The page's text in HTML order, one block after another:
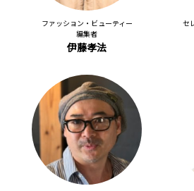
ファッション・ビューティー
編集者
伊藤孝法
セ